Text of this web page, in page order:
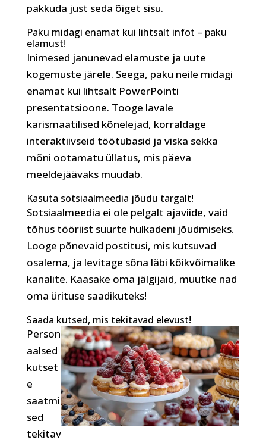
pakkuda just seda õiget sisu.
Paku midagi enamat kui lihtsalt infot – paku
elamust!
Inimesed janunevad elamuste ja uute
kogemuste järele. Seega, paku neile midagi
enamat kui lihtsalt PowerPointi
presentatsioone. Tooge lavale
karismaatilised kõnelejad, korraldage
interaktiivseid töötubasid ja viska sekka
mõni ootamatu üllatus, mis päeva
meeldejäävaks muudab.
Kasuta sotsiaalmeedia jõudu targalt!
Sotsiaalmeedia ei ole pelgalt ajaviide, vaid
tõhus tööriist suurte hulkadeni jõudmiseks.
Looge põnevaid postitusi, mis kutsuvad
osalema, ja levitage sõna läbi kõikvõimalike
kanalite. Kaasake oma jälgijaid, muutke nad
oma ürituse saadikuteks!
Saada kutsed, mis tekitavad elevust!
Person
aalsed
kutset
e
saatmi
sed
tekitav